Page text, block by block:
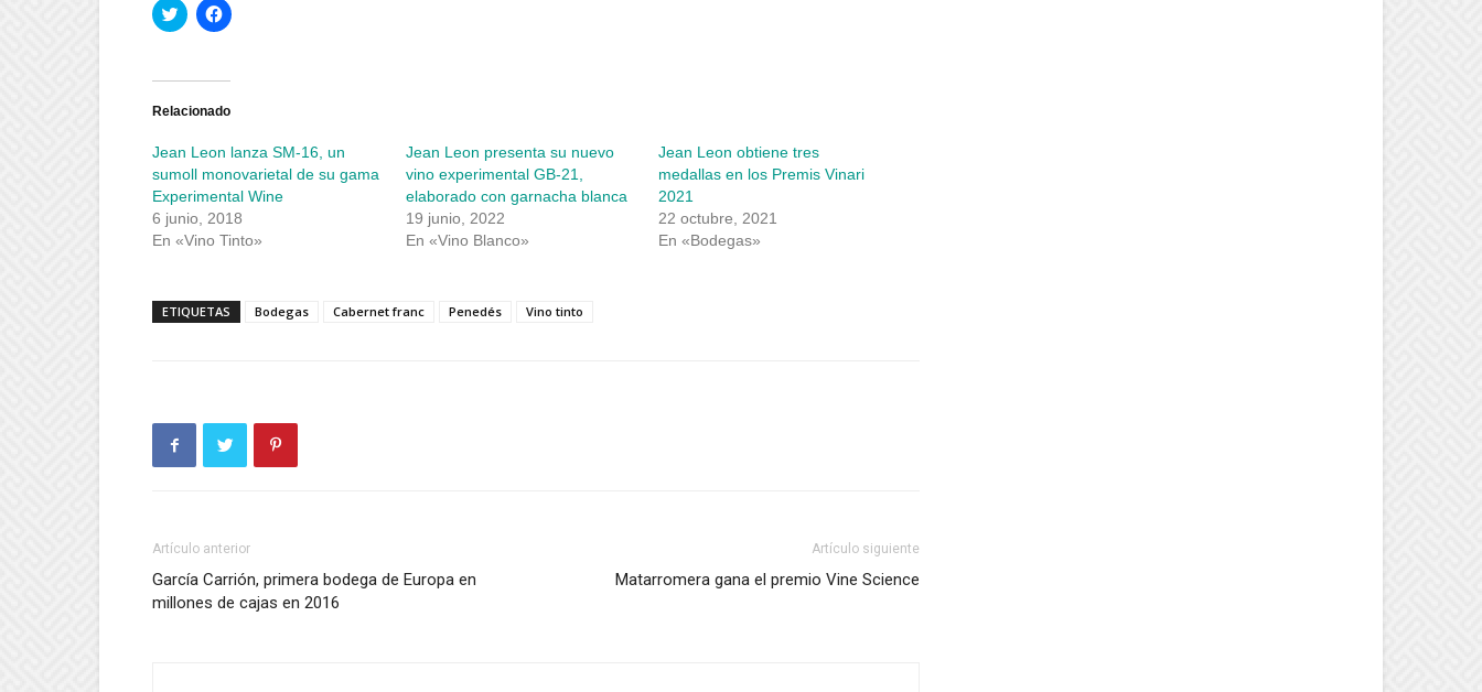
Haz
clic
Twitter
abre
ventana
nueva)
Haz
clic
Facebook
abre
ventana
nueva)
Relacionado
Jean Leon lanza SM-16, un
sumoll monovarietal de su gama
Experimental Wine
6 junio, 2018
En «Vino Tinto»
Jean Leon presenta su nuevo
vino experimental GB-21,
elaborado con garnacha blanca
19 junio, 2022
En «Vino Blanco»
Jean Leon obtiene tres
medallas en los Premis Vinari
2021
22 octubre, 2021
En «Bodegas»
ETIQUETAS Bodegas Cabernet franc Penedés Vino tinto
Artículo anterior
García Carrión, primera bodega de Europa en
millones de cajas en 2016
Artículo siguiente
Matarromera gana el premio Vine Science